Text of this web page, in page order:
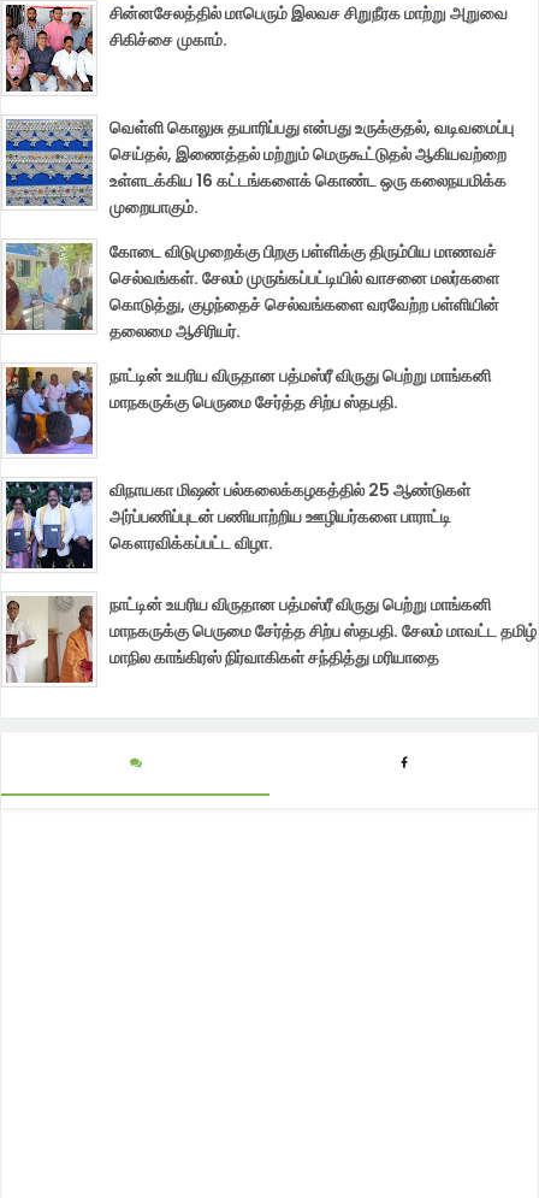
சின்னசேலத்தில் மாபெரும் இலவச சிறுநீரக மாற்று அறுவை
சிகிச்சை முகாம்.
வெள்ளி கொலுசு தயாரிப்பது என்பது உருக்குதல், வடிவமைப்பு
செய்தல், இணைத்தல் மற்றும் மெருகூட்டுதல் ஆகியவற்றை
உள்ளடக்கிய 16 கட்டங்களைக் கொண்ட ஒரு கலைநயமிக்க
முறையாகும்.
கோடை விடுமுறைக்கு பிறகு பள்ளிக்கு திரும்பிய மாணவச்
செல்வங்கள். சேலம் முருங்கப்பட்டியில் வாசனை மலர்களை
கொடுத்து, குழந்தைச் செல்வங்களை வரவேற்ற பள்ளியின்
தலைமை ஆசிரியர்.
நாட்டின் உயரிய விருதான பத்மஸ்ரீ விருது பெற்று மாங்கனி
மாநகருக்கு பெருமை சேர்த்த சிற்ப ஸ்தபதி.
விநாயகா மிஷன் பல்கலைக்கழகத்தில் 25 ஆண்டுகள்
அர்ப்பணிப்புடன் பணியாற்றிய ஊழியர்களை பாராட்டி
கௌரவிக்கப்பட்ட விழா.
நாட்டின் உயரிய விருதான பத்மஸ்ரீ விருது பெற்று மாங்கனி
மாநகருக்கு பெருமை சேர்த்த சிற்ப ஸ்தபதி. சேலம் மாவட்ட தமிழ்
மாநில காங்கிரஸ் நிர்வாகிகள் சந்தித்து மரியாதை